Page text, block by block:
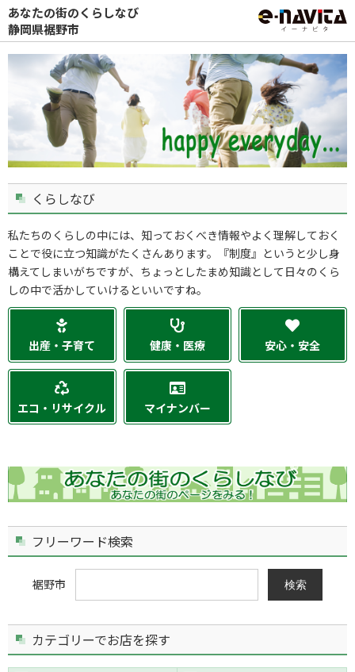
あなたの街のくらしなび
静岡県裾野市
くらしなび
私たちのくらしの中には、知っておくべき情報やよく理解しておく
ことで役に立つ知識がたくさんあります。『制度』というと少し身
構えてしまいがちですが、ちょっとしたまめ知識として日々のくら
しの中で活かしていけるといいですね。
出産・子育て 健康・医療 安心・安全
エコ・リサイクル マイナンバー
フリーワード検索
裾野市 検索
カテゴリーでお店を探す